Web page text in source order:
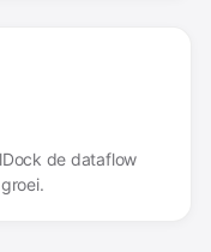
de dataflow